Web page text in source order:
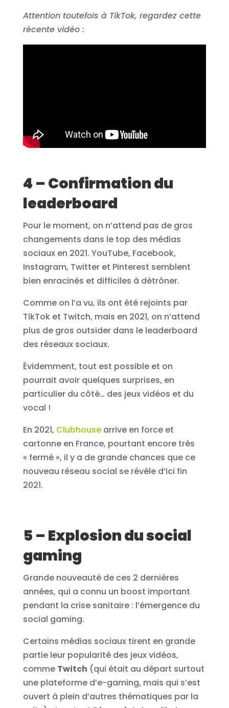
Attention toutefois à TikTok, regardez cette
récente vidéo :
4 – Confirmation du
leaderboard
Pour le moment, on n’attend pas de gros
changements dans le top des médias
sociaux en 2021. YouTube, Facebook,
Instagram, Twitter et Pinterest semblent
bien enracinés et difficiles à détrôner.
Comme on l’a vu, ils ont été rejoints par
TikTok et Twitch, mais en 2021, on n’attend
plus de gros outsider dans le leaderboard
des réseaux sociaux.
Évidemment, tout est possible et on
pourrait avoir quelques surprises, en
particulier du côté… des jeux vidéos et du
vocal !
En 2021, Clubhousearrive en force et
cartonne en France, pourtant encore très
« fermé », il y a de grande chances que ce
nouveau réseau social se révèle d’ici fin
2021.
5 – Explosion du social
gaming
Grande nouveauté de ces 2 dernières
années, qui a connu un boost important
pendant la crise sanitaire : l’émergence du
social gaming.
Certains médias sociaux tirent en grande
partie leur popularité des jeux vidéos,
comme Twitch (qui était au départ surtout
une plateforme d’e-gaming, mais qui s’est
ouvert à plein d’autres thématiques par la